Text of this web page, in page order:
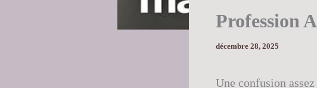
Profession
décembre 28, 2025
Une confusion